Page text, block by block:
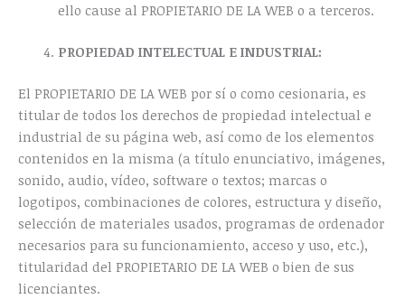
ello cause al PROPIETARIO DE LA WEB o a terceros.
PROPIEDAD INTELECTUAL E INDUSTRIAL:
El PROPIETARIO DE LA WEB por sí o como cesionaria, es
titular de todos los derechos de propiedad intelectual e
industrial de su página web, así como de los elementos
contenidos en la misma (a título enunciativo, imágenes,
sonido, audio, vídeo, software o textos; marcas o
logotipos, combinaciones de colores, estructura y diseño,
selección de materiales usados, programas de ordenador
necesarios para su funcionamiento, acceso y uso, etc.),
titularidad del PROPIETARIO DE LA WEB o bien de sus
licenciantes.